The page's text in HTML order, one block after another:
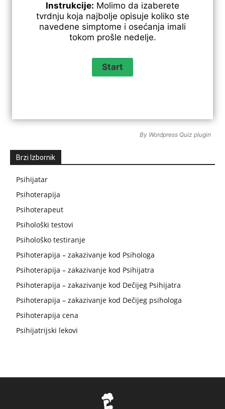
Instrukcije: Molimo da izaberete
tvrdnju koja najbolje opisuje koliko ste
navedene simptome i osećanja imali
tokom prošle nedelje.
By Wordpress Quiz plugin
Brzi Izbornik
Psihijatar
Psihoterapija
Psihoterapeut
Psihološki testovi
Psihološko testiranje
Psihoterapija – zakazivanje kod Psihologa
Psihoterapija – zakazivanje kod Psihijatra
Psihoterapija – zakazivanje kod Dečijeg Psihijatra
Psihoterapija – zakazivanje kod Dečijeg psihologa
Psihoterapija cena
Psihijatrijski lekovi